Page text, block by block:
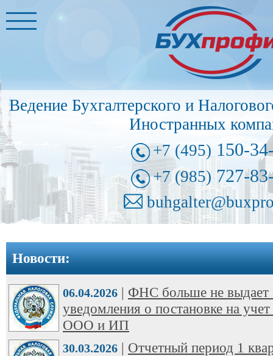
Главная
Иностранные
представительства
➩
Регистрация
➩
Внесение
изменений
в
ООО
➩
Юридические
адреса
Ведение Бухгалтерского и
Иностранных
+7 (495) 150-
+7 (985)727-
Новости:
06.04.2026 | ФНС больше не выдает
уведомления о постановке на
ООО и ИП
30.03.2026 | Отчетный период 1